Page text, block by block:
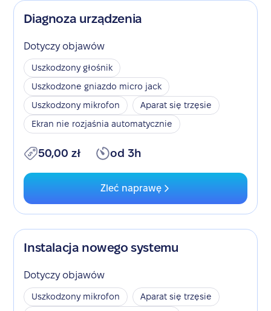
Diagnoza urządzenia
Dotyczy objawów
Uszkodzony głośnik
Uszkodzone gniazdo micro jack
Uszkodzony mikrofon
Aparat się trzęsie
Ekran nie rozjaśnia automatycznie
50,00 zł od 3h
Zleć naprawę
Instalacja nowego systemu
Dotyczy objawów
Uszkodzony mikrofon
Aparat się trzęsie